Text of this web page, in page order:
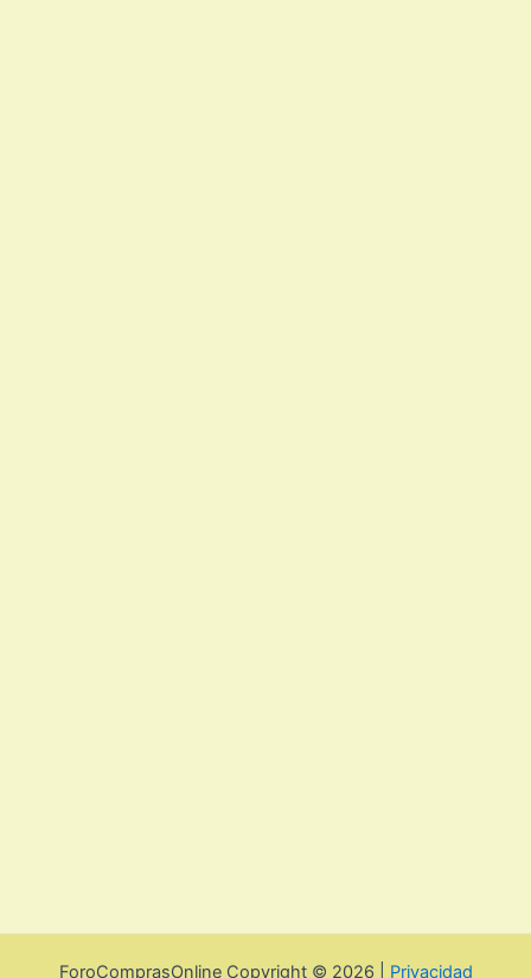
ForoComprasOnline Copyright © 2026 | Privacidad